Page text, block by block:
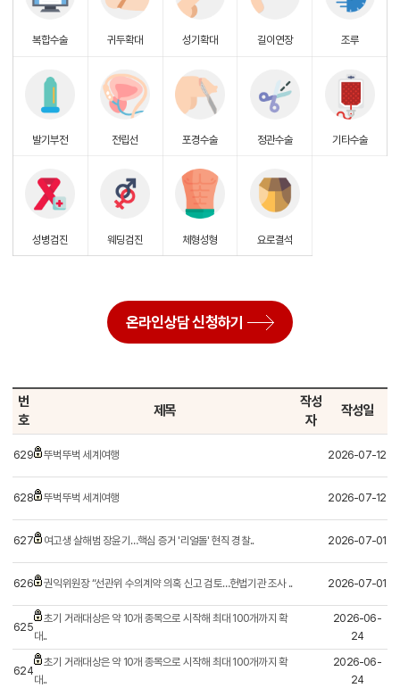
복합수술 귀두확대 성기확대 길이연장 조루
발기부전 전립선 포경수술 정관수술 기타수술
성병검진 웨딩검진 체형성형 요로결석
온라인상담 신청하기
번
호
제목
작성
자
작성일
629 뚜벅뚜벅 세계여행 2026-07-12
628 뚜벅뚜벅 세계여행 2026-07-12
627 여고생 살해범 장윤기…핵심 증거 '리얼돌' 현직 경찰.. 2026-07-01
626 권익위원장 “선관위 수의계약 의혹 신고 검토…헌법기관 조사 .. 2026-07-01
625
초기 거래대상은 약 10개 종목으로 시작해 최대 100개까지 확
대..
2026-06-
24
624
초기 거래대상은 약 10개 종목으로 시작해 최대 100개까지 확
대..
2026-06-
24